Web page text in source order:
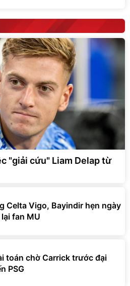
"giải cứu" Liam Delap từ
Celta Vigo, Bayindir hẹn ngày
fan MU
toán chờ Carrick trước đại
PSG